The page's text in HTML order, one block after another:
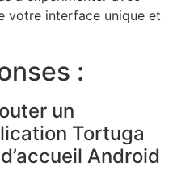
votre interface unique et
:
un
Tortuga
Android